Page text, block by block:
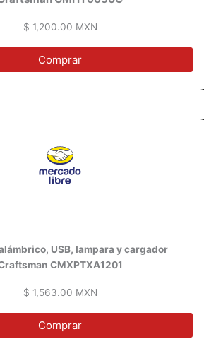
$ 1,200.00 MXN
Comprar
USB, lampara y cargador
CMXPTXA1201
$ 1,563.00 MXN
Comprar